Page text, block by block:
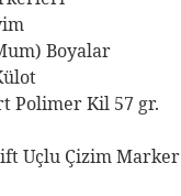
Boyalar
Polimer Kil 57 gr.
Uçlu Çizim Marker